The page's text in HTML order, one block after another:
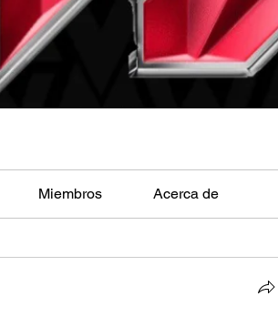
Miembros Acerca de